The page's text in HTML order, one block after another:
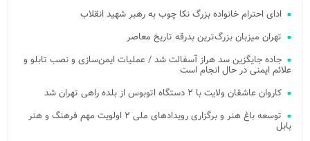
ادای احترام خانواده بزرگ نکا چوب به رهبر شهید انقلاب
تهران میزبان بزرگ‌ترین بدرقه تاریخ معاصر
جاده جایگزین سد هراز آسفالت شد / عملیات ایمن‌سازی و نصب تابلو و
علائم ایمنی در حال انجام است
کاروان عاشقان ولایت با ۲ دستگاه اتوبوس از بلده راهی تهران شد
توسعه باغ هنر و برگزاری رویدادهای ملی ۲ اولویت مهم فرهنگ و هنر
بابل